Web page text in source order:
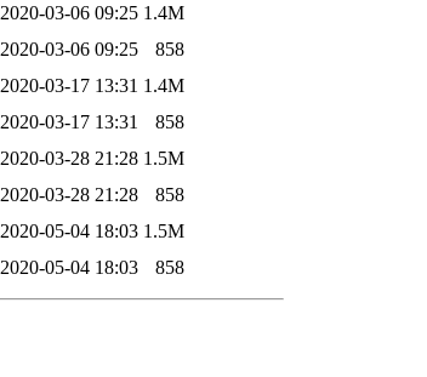
2020-03-06 09:25 1.4M
2020-03-06 09:25
858
2020-03-17 13:31 1.4M
2020-03-17 13:31
858
2020-03-28 21:28 1.5M
2020-03-28 21:28
858
2020-05-04 18:03 1.5M
2020-05-04 18:03 858